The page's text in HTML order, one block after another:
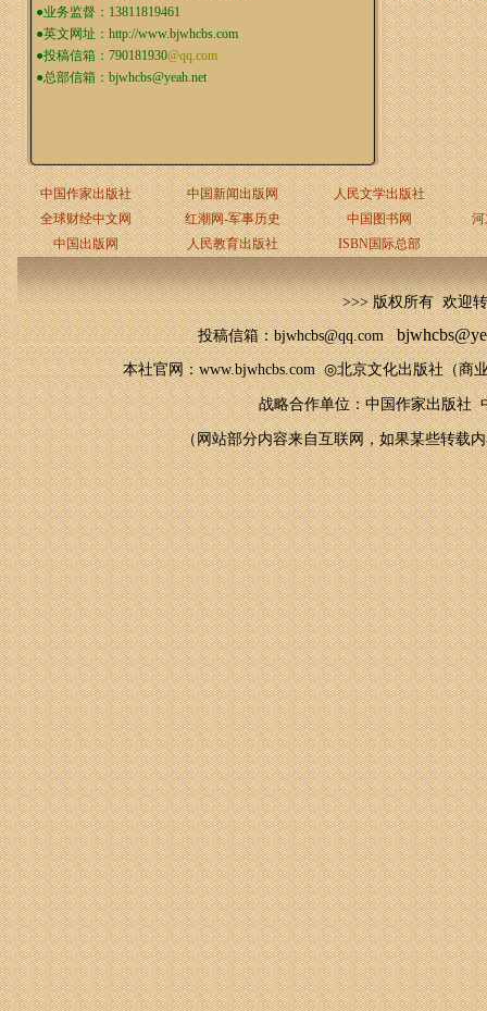
●业务监督：13811819461
●英文网址： http://www.bjwhcbs.com
●投稿信箱： 790181930@qq.com
●总部信箱： bjwhcbs@yeah.net
中国作家出版社 中国新闻出版网
人民文学出版社
全球财经中文网
红潮网-军事历史 中国图书网
中国出版网
人民教育出版社 ISBN国际总部
>>> 版权所有 欢迎
投稿信箱：bjwhcbs@qq.com
本社官网：www.bjwhcbs.com◎北京文化出版社（商
战略合作单位：中国作家出版社
（网站部分内容来自互联网，如果某些转载